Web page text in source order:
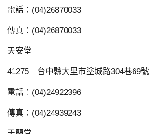
電話：(04)26870033
傳真：(04)26870033
天安堂
41275 台中縣大里市塗城路304巷69號
電話：(04)24922396
傳真：(04)24939243